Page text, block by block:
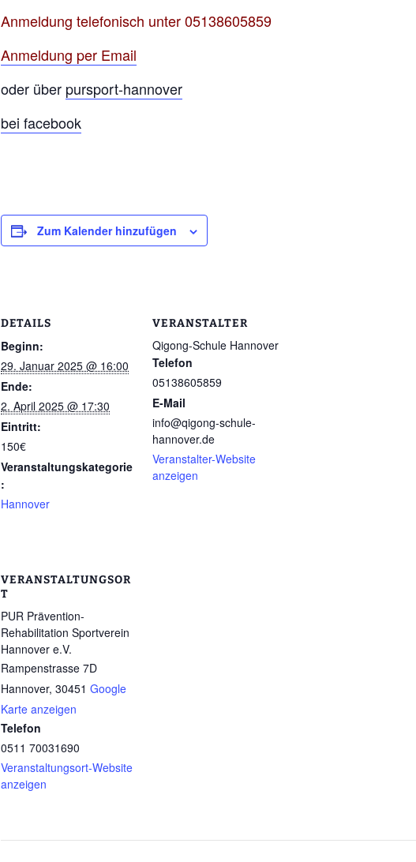
Anmeldung telefonisch unter 05138605859
Anmeldung per Email
oder über pursport-hannover
bei facebook
Zum Kalender hinzufügen
DETAILS
Beginn:
29. Januar 2025 @ 16:00
Ende:
2. April 2025 @ 17:30
Eintritt:
150€
Veranstaltungskategorie
:
Hannover
VERANSTALTER
Qigong-Schule Hannover
Telefon
05138605859
E-Mail
info@qigong-schule-
hannover.de
Veranstalter-Website
anzeigen
VERANSTALTUNGSOR
T
PUR Prävention-
Rehabilitation Sportverein
Hannover e.V.
Rampenstrasse 7D
Hannover, 30451 Google
Karte anzeigen
Telefon
0511 70031690
Veranstaltungsort-Website
anzeigen